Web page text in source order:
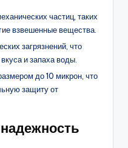
частиц, таких
взвешенные вещества.
загрязнений, что
и запаха воды.
до 10 микрон, что
защиту от